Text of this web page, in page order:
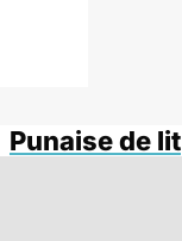
Punaise de lit